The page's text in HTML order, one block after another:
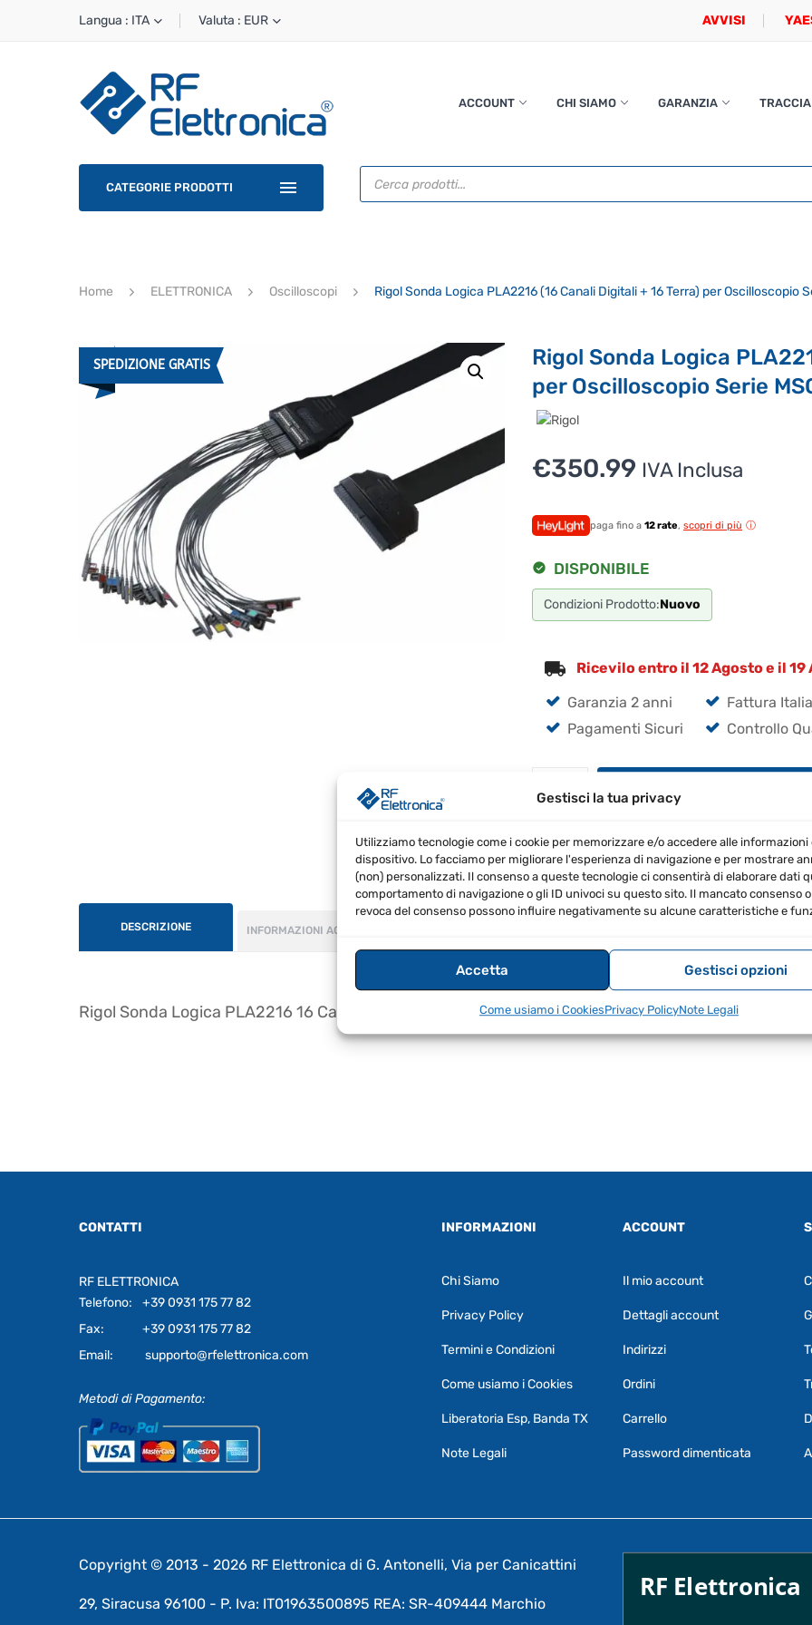
Gestisci la tua privacy
Utilizziamo tecnologie come i cookie per memorizzare e/o accedere alle informazioni
dispositivo. Lo facciamo per migliorare l'esperienza di navigazione e per mostrare
(non) personalizzati. Il consenso a queste tecnologie ci consentirà di elaborare dati
comportamento di navigazione o gli ID univoci su questo sito. Il mancato consenso
revoca del consenso possono influire negativamente su alcune caratteristiche e
Accetta Gestisci opzioni
Come usiamo i CookiesPrivacy PolicyNote Legali
Langua : ITA Valuta : EUR AVVISI
ACCOUNT CHI SIAMO GARANZIA
CATEGORIE PRODOTTI
Ricerca
prodotti
Home ELETTRONICA Oscilloscopi Rigol Sonda Logica PLA2216 (16 Canali Digitali + 16 Terra) per Oscilloscopio
SPEDIZIONE GRATIS
Rigol Sonda Logica
per Oscilloscopio Serie
€350.99 IVA Inclusa
paga fino a 12 rate, scopri di più
DISPONIBILE
Condizioni Prodotto:Nuovo
Ricevilo entro il 12 Agosto e il 19
Garanzia 2 anni
Fattura
Pagamenti Sicuri
Controllo
Sonda
PLA2216
(16
Canali
Digitali
per
Oscilloscopio
SKU:137079 MARCA: Rigol EAN:
DESCRIZIONE INFORMAZIONI AGGIUNTIVE
Rigol Sonda Logica PLA2216 16 Canali Digitali + 16 Terra per Oscilloscopio Serie MSO5000
CONTATTI
RF ELETTRONICA
Telefono:
+39 0931 175 77 82
Fax:
+39 0931 175 77 82
Email:
supporto@rfelettronica.com
Metodi di Pagamento:
INFORMAZIONI
Chi Siamo
Privacy Policy
Termini e Condizioni
Come usiamo i Cookies
Liberatoria Esp, Banda TX
Note Legali
ACCOUNT
Il mio account
Dettagli account
Indirizzi
Ordini
Carrello
Password dimenticata
Copyright © 2013 - 2026 RF Elettronica di G. Antonelli, Via per Canicattini
29, Siracusa 96100 - P. Iva: IT01963500895 REA: SR-409444 Marchio
RF Elettronica